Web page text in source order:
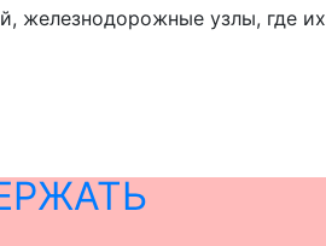
железнодорожные узлы, где их